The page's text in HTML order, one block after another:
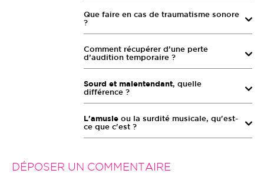
Que faire en cas de traumatisme sonore
?
Comment récupérer d’une perte
d’audition temporaire ?
Sourd et malentendant, quelle
différence ?
L'amusie ou la surdité musicale, qu'est-
ce que c'est ?
DÉPOSER UN COMMENTAIRE